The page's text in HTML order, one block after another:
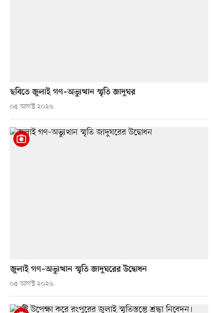
ছবিতে জুলাই গণ–অভ্যুত্থান স্মৃতি জাদুঘর
০৫ আগস্ট ২০২৬
জুলাই গণ–অভ্যুত্থান স্মৃতি জাদুঘরের উদ্বোধন
০৫ আগস্ট ২০২৬